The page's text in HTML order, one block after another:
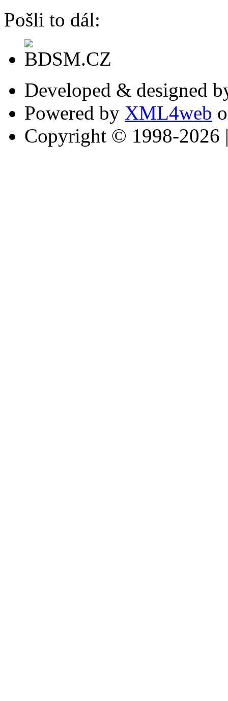
Pošli to dál:
Developed & designed
Powered by XML4web
Copyright © 1998-2026